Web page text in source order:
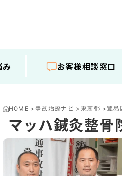
み お客様相談窓口
HOME > 事故治療ナビ > 東京都 > 豊島
マッハ鍼灸整骨